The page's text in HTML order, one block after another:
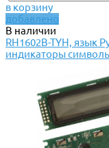
в корзину
добавлено
В наличии
RH1602B-TYH, язык
индикаторы